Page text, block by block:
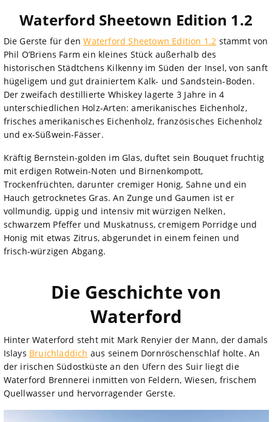
Waterford Sheetown Edition 1.2
Die Gerste für denWaterford Sheetown Edition 1.2 stammt von
Phil O’Briens Farm ein kleines Stück außerhalb des
historischen Städtchens Kilkenny im Süden der Insel, von sanft
hügeligem und gut drainiertem Kalk- und Sandstein-Boden.
Der zweifach destillierte Whiskey lagerte 3 Jahre in 4
unterschiedlichen Holz-Arten: amerikanisches Eichenholz,
frisches amerikanisches Eichenholz, französisches Eichenholz
und ex-Süßwein-Fässer.
Kräftig Bernstein-golden im Glas, duftet sein Bouquet fruchtig
mit erdigen Rotwein-Noten und Birnenkompott,
Trockenfrüchten, darunter cremiger Honig, Sahne und ein
Hauch getrocknetes Gras. An Zunge und Gaumen ist er
vollmundig, üppig und intensiv mit würzigen Nelken,
schwarzem Pfeffer und Muskatnuss, cremigem Porridge und
Honig mit etwas Zitrus, abgerundet in einem feinen und
frisch-würzigen Abgang.
Die Geschichte von
Waterford
Hinter Waterford steht mit Mark Renyier der Mann, der damals
Islays Bruichladdich aus seinem Dornröschenschlaf holte. An
der irischen Südostküste an den Ufern des Suir liegt die
Waterford Brennerei inmitten von Feldern, Wiesen, frischem
Quellwasser und hervorragender Gerste.